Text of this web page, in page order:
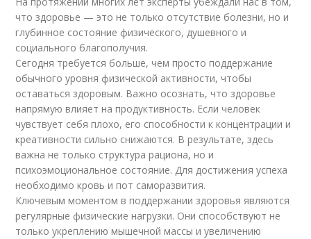
что здоровье — это не только отсутствие болезни, но и
глубинное состояние физического, душевного и
социального благополучия.
Сегодня требуется больше, чем просто поддержание
обычного уровня физической активности, чтобы
оставаться здоровым. Важно осознать, что здоровье
напрямую влияет на продуктивность. Если человек
чувствует себя плохо, его способности к концентрации и
креативности сильно снижаются. В результате, здесь
важна не только структура рациона, но и
психоэмоциональное состояние. Для достижения успеха
необходимо кровь и пот саморазвития.
Ключевым моментом в поддержании здоровья являются
регулярные физические нагрузки. Они способствуют не
только укреплению мышечной массы и увеличению